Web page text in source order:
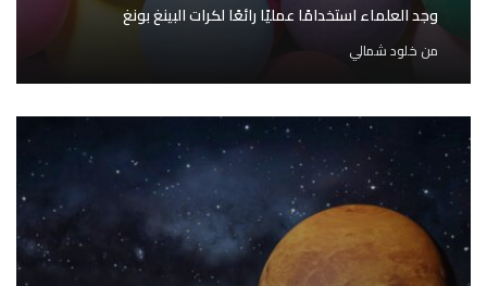
وجد العلماء استخدامًا عمليًا رائعًا لكرات البينغ بونغ
من خلود شمالي